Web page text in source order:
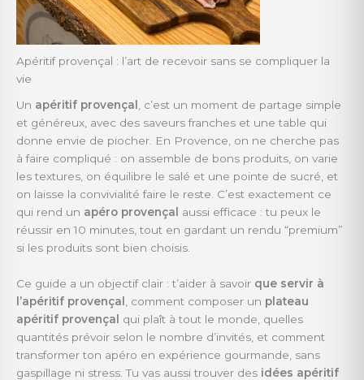
Apéritif provençal : l’art de recevoir sans se compliquer la
vie
Un apéritif provençal
, c’est un moment de partage simple
et généreux, avec des saveurs franches et une table qui
donne envie de piocher. En Provence, on ne cherche pas
à faire compliqué : on assemble de bons produits, on varie
les textures, on équilibre le salé et une pointe de sucré, et
on laisse la convivialité faire le reste. C’est exactement ce
qui rend un apéro provençal
aussi efficace : tu peux le
réussir en 10 minutes, tout en gardant un rendu “premium”
si les produits sont bien choisis.
Ce guide a un objectif clair : t’aider à savoir que servir à
l’apéritif provençal
, comment composer un plateau
apéritif provençal
qui plaît à tout le monde, quelles
quantités prévoir selon le nombre d’invités, et comment
transformer ton apéro en expérience gourmande, sans
gaspillage ni stress. Tu vas aussi trouver des idées apéritif